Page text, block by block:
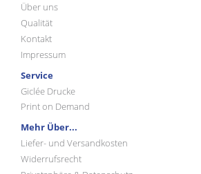
Über uns
Qualität
Kontakt
Impressum
Service
Giclée Drucke
Print on Demand
Mehr Über...
Liefer- und Versandkosten
Widerrufsrecht